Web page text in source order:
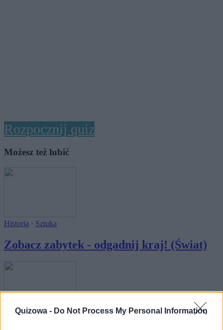
Quizowa - Do Not Process My Personal Information
Rozpocznij quiz
Możesz też lubić
Historia · Sztuka
Zobacz zabytek - odgadnij kraj! (Świat)
Geografia